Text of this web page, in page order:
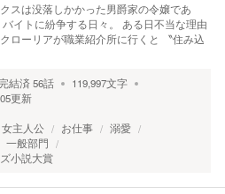
スは没落しかかった男爵家の令嬢であ
イトに紛争する日々。 ある日不当な理由
ローリアが職業紹介所に行くと 〝住み込
結済56話 119,997文字
更新
女主人公 お仕事
溺愛
一般部門
小説大賞